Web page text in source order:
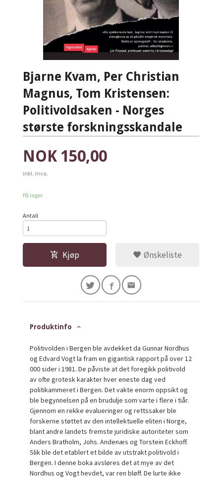
Bjarne Kvam, Per Christian
Magnus, Tom Kristensen:
Politivoldsaken - Norges
største forskningsskandale
Pris
NOK 150,00
inkl. mva.
På lager
Antall
Kjøp Ønskeliste
Produktinfo
Politivolden i Bergen ble avdekket da Gunnar Nordhus
og Edvard Vogt la fram en gigantisk rapport på over 12
000 sider i 1981. De påviste at det foregikk politivold
av ofte grotesk karakter hver eneste dag ved
politikammeret i Bergen. Det vakte enorm oppsikt og
ble begynnelsen på en brudulje som varte i flere i tiår.
Gjennom en rekke evalueringer og rettssaker ble
forskerne støttet av den intellektuelle eliten i Norge,
blant andre landets fremste juridiske autoriteter som
Anders Bratholm, Johs. Andenæs og Torstein Eckhoff.
Slik ble det etablert et bilde av utstrakt politivold i
Bergen. I denne boka avsløres det at mye av det
Nordhus og Vogt hevdet, var ren bløff. De lurte ikke